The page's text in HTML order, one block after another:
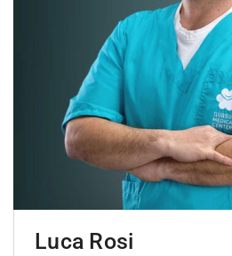
Luca Rosi